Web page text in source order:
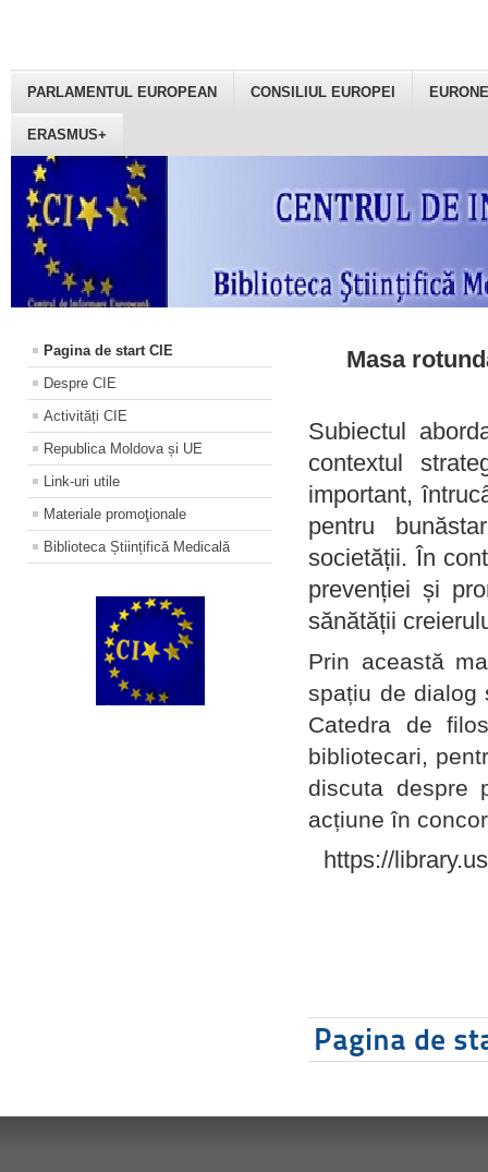
PARLAMENTUL EUROPEAN CONSILIUL EUROPEI
ERASMUS+
Pagina de start CIE
Despre CIE
Activități CIE
Republica Moldova și UE
Link-uri utile
Materiale promoţionale
Biblioteca Științifică Medicală
Masa
Subiectul
contextul
important,
pentru
societății. În
prevenției și
sănătății
Prin această
spațiu de dialog
Catedra de
bibliotecari,
discuta despre
acțiune în
https://
Pagina de